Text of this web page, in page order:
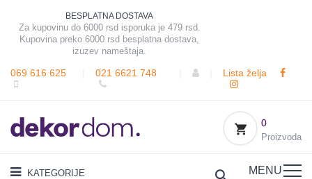
BESPLATNA DOSTAVA
Za kupovinu do 6000 rsd isporuka je 479 rsd.
Kupovina preko 6000 rsd besplatna dostava,
izuzev nameštaja.
069 616 625 021 6621 748 Lista želja
0
Proizvoda
KATEGORIJE MENU